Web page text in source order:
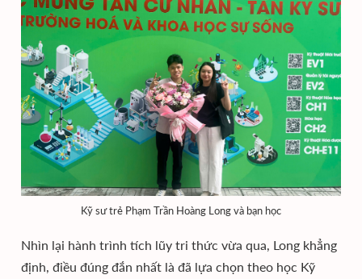
Kỹ sư trẻ Phạm Trần Hoàng Long và bạn học
Nhìn lại hành trình tích lũy tri thức vừa qua, Long khẳng
định, điều đúng đắn nhất là đã lựa chọn theo học Kỹ